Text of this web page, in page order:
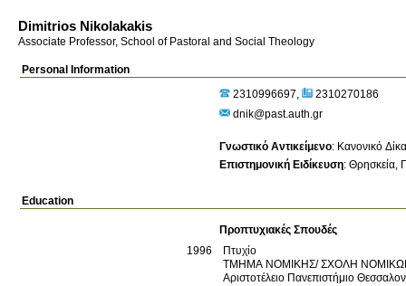
Dimitrios Nikolakakis
Associate Professor, School of Pastoral and Social Theology
Personal Information
2310996697
2310270186
dnik@past.auth.gr
Γνωστικό Αντικείμενο: Κανονικό
Επιστημονική Ειδίκευση: Θρησκεία
Education
Προπτυχιακές Σπουδές
1996
Πτυχίο
ΤΜΗΜΑ ΝΟΜΙΚΗΣ/ ΣΧΟΛΗ
Αριστοτέλειο Πανεπιστήμιο